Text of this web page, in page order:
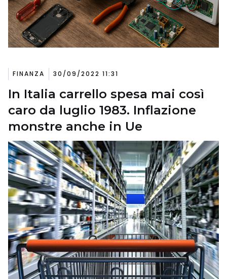
FINANZA 30/09/2022 11:31
In Italia carrello spesa mai così
caro da luglio 1983. Inflazione
monstre anche in Ue